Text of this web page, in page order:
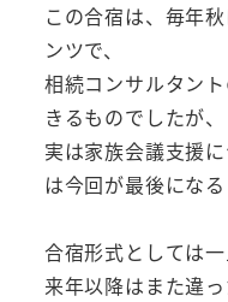
この合宿は、毎年
ンツで、
相続コンサルタン
きるものでしたが、
実は家族会議支援
は今回が最後にな
合宿形式としては
来年以降はまた違